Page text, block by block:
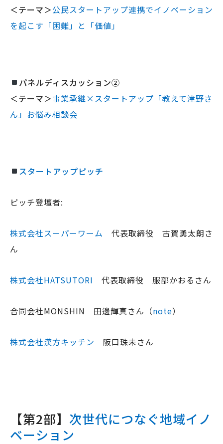
＜テーマ＞公民スタートアップ連携でイノベーション
を起こす「困難」と「価値」
パネルディスカッション②
＜テーマ＞事業承継×スタートアップ「教えて津野さ
ん」お悩み相談会
スタートアップピッチ
ピッチ登壇者:
株式会社スーパーワーム 代表取締役 古賀勇太朗さ
ん
株式会社HATSUTORI 代表取締役 服部かおるさん
合同会社MONSHIN 田邊輝真さん（note）
株式会社漢方キッチン 阪口珠未さん
【第2部】 次世代につなぐ地域イノ
ベーション